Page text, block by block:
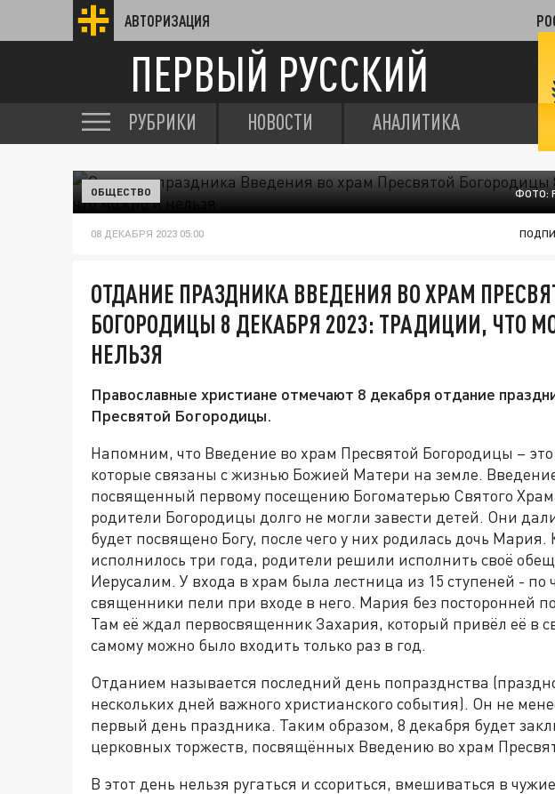
АВТОРИЗАЦИЯ
ПЕРВЫЙ РУССКИЙ
РУБРИКИ НОВОСТИ АНАЛИТИКА
ФОТО:
ОБЩЕСТВО
08 ДЕКАБРЯ 2023 05:00
ОТДАНИЕ ПРАЗДНИКА ВВЕДЕНИЯ ВО ХРАМ
БОГОРОДИЦЫ 8 ДЕКАБРЯ 2023: ТРАДИЦИИ, ЧТО
НЕЛЬЗЯ
Православные христиане отмечают 8 декабря отдание
Пресвятой Богородицы.
Напомним, что Введение во храм Пресвятой Богородицы –
которые связаны с жизнью Божией Матери на земле.
посвященный первому посещению Богоматерью Святого
родители Богородицы долго не могли завести детей. Они
будет посвящено Богу, после чего у них родилась дочь Мария.
исполнилось три года, родители решили исполнить своё
Иерусалим. У входа в храм была лестница из 15 ступеней - по
священники пели при входе в него. Мария без посторонней
Там её ждал первосвященник Захария, который привёл её в
самому можно было входить только раз в год.
Отданием называется последний день попразднства
нескольких дней важного христианского события). Он не
первый день праздника. Таким образом, 8 декабря будет
церковных торжеств, посвящённых Введению во храм
В этот день нельзя ругаться и ссориться, вмешиваться в